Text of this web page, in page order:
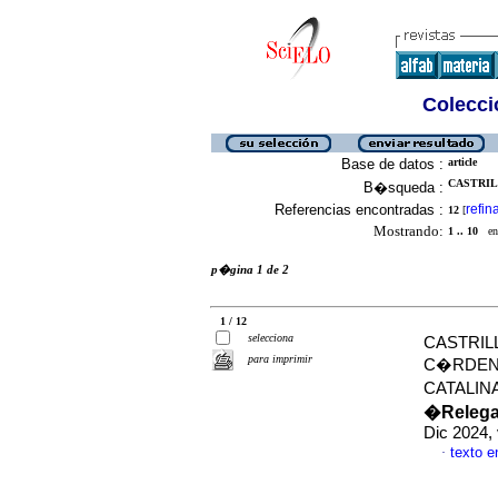
Base de datos : article
B�squeda :
Referencias encontradas : 12 [
Mostrando: 1 .. 10 en
p�gina 1 de 2
1 / 12
selecciona
para imprimir
Dic 2024,
· texto